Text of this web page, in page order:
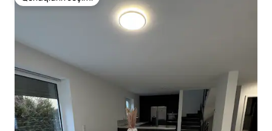
Qonaqların seçimi